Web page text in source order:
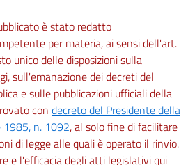
è stato redatto
per materia, ai sensi dell'art.
unico delle disposizioni sulla
sull'emanazione dei decreti del
e sulle pubblicazioni ufficiali della
con decreto del Presidente della
1985, n. 1092, al solo fine di facilitare
di legge alle quali è operato il rinvio.
e l'efficacia degli atti legislativi qui